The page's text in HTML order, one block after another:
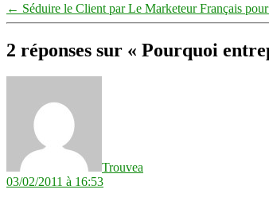
← Séduire le Client par Le Marketeur Français
2 réponses sur « Pourquoi
Trouvea
03/02/2011 à 16:53